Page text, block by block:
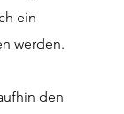
ein
werden.
den